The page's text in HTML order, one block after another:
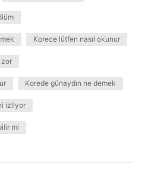
Korece lütfen nasıl okunur
zor
Korede günaydın ne demek
izliyor
mi